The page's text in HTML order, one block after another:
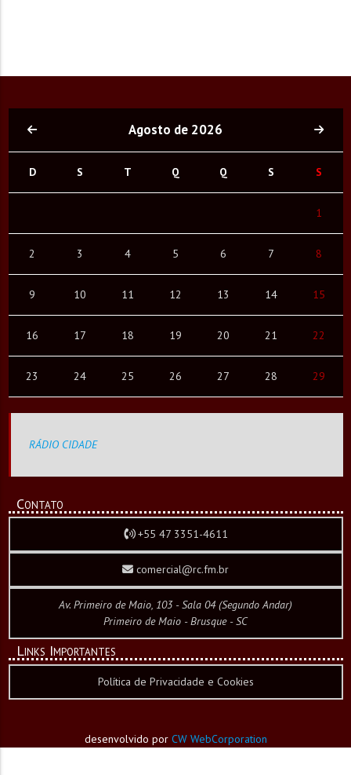
Agosto de 2026
D S T Q Q S S
1
2 3 4 5 6 7 8
9 10 11 12 13 14 15
16 17 18 19 20 21 22
23 24 25 26 27 28 29
RÁDIO CIDADE
Contato
+55 47 3351-4611
comercial@rc.fm.br
Av. Primeiro de Maio, 103 - Sala 04 (Segundo Andar)
Primeiro de Maio - Brusque - SC
Links Importantes
Política de Privacidade e Cookies
desenvolvido por CW WebCorporation